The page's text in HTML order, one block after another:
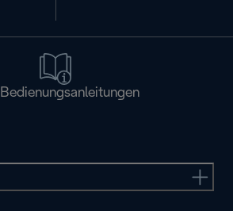
Bedienungsanleitungen